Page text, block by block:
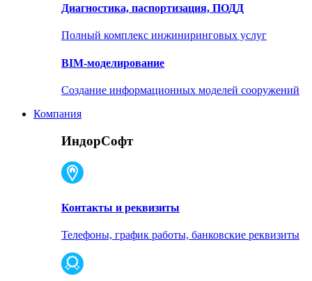
Диагностика, паспортизация, ПОДД
Полный комплекс инжиниринговых услуг
BIM-моделирование
Создание информационных моделей сооружений
Компания
ИндорСофт
Контакты и реквизиты
Телефоны, график работы, банковские реквизиты